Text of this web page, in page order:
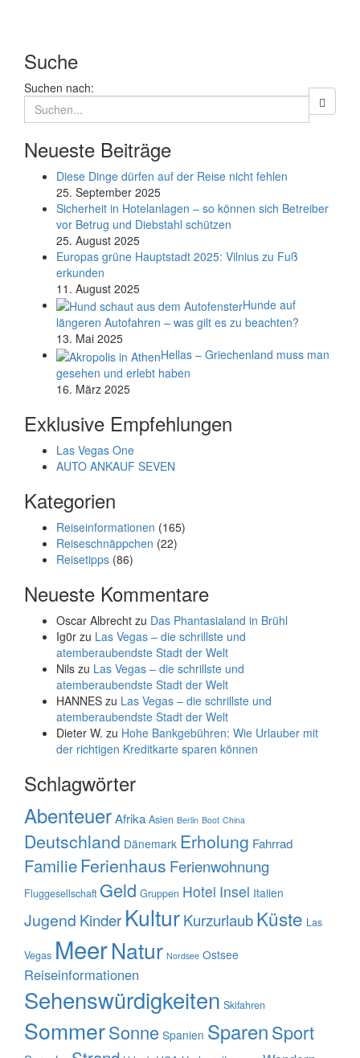
Suche
Suchen nach:
Neueste Beiträge
Diese Dinge dürfen auf der Reise nicht fehlen
25. September 2025
Sicherheit in Hotelanlagen – so können sich Betreiber
vor Betrug und Diebstahl schützen
25. August 2025
Europas grüne Hauptstadt 2025: Vilnius zu Fuß
erkunden
11. August 2025
Hunde auf
längeren Autofahren – was gilt es zu beachten?
13. Mai 2025
Hellas – Griechenland muss man
gesehen und erlebt haben
16. März 2025
Exklusive Empfehlungen
Las Vegas One
AUTO ANKAUF SEVEN
Kategorien
Reiseinformationen (165)
Reiseschnäppchen (22)
Reisetipps (86)
Neueste Kommentare
Oscar Albrecht zu Das Phantasialand in Brühl
Ig0r zu Las Vegas – die schrillste und
atemberaubendste Stadt der Welt
Nils zu Las Vegas – die schrillste und
atemberaubendste Stadt der Welt
HANNES zu Las Vegas – die schrillste und
atemberaubendste Stadt der Welt
Dieter W. zu Hohe Bankgebühren: Wie Urlauber mit
der richtigen Kreditkarte sparen können
Schlagwörter
AbenteuerAfrika Asien Berlin Boot China
Deutschland Dänemark Erholung Fahrrad
Familie Ferienhaus Ferienwohnung
Fluggesellschaft Geld Gruppen Hotel Insel Italien
Jugend Kinder KulturKurzurlaubKüste Las
Vegas MeerNatur Nordsee Ostsee
Reiseinformationen
Sehenswürdigkeiten Skifahren
SommerSonne Spanien SparenSport